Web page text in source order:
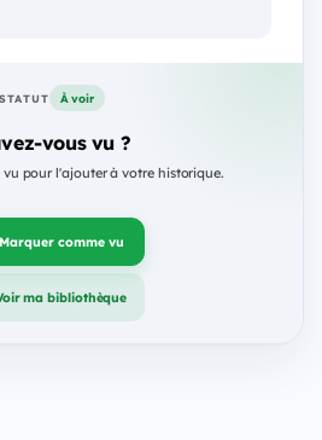
STATUT À voir
vous vu ?
vu pour l'ajouter à votre historique.
Marquer comme vu
ma bibliothèque